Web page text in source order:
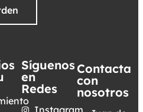
Síguenos
en
Redes
Contacta
con
nosotros